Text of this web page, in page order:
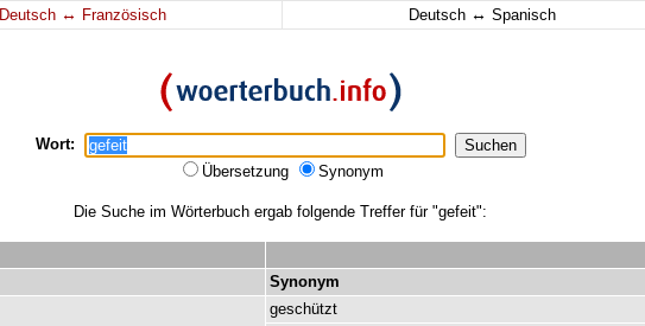
Deutsch ↔ Französisch Deutsch ↔ Spanisch
Wort:
Übersetzung
Synonym
Die Suche im Wörterbuch ergab folgende Treffer für "gefeit":
Synonym
geschützt